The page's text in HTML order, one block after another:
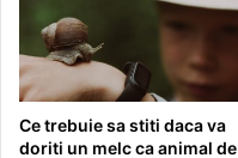
Ce trebuie sa stiti daca va
doriti un melc ca animal de